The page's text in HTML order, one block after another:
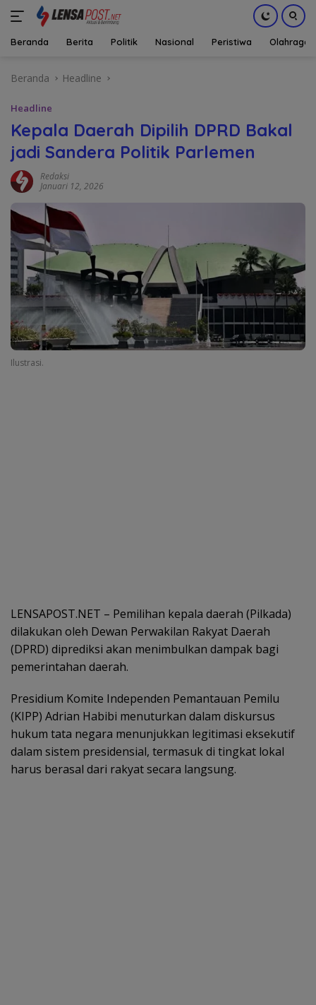
Beranda Berita Politik Nasional Peristiwa Olahraga
Beranda Headline
Headline
Kepala Daerah Dipilih DPRD Bakal
jadi Sandera Politik Parlemen
Redaksi
Januari 12, 2026
Ilustrasi.
LENSAPOST.NET – Pemilihan kepala daerah (Pilkada)
dilakukan oleh Dewan Perwakilan Rakyat Daerah
(DPRD) diprediksi akan menimbulkan dampak bagi
pemerintahan daerah.
Presidium Komite Independen Pemantauan Pemilu
(KIPP) Adrian Habibi menuturkan dalam diskursus
hukum tata negara menunjukkan legitimasi eksekutif
dalam sistem presidensial, termasuk di tingkat lokal
harus berasal dari rakyat secara langsung.